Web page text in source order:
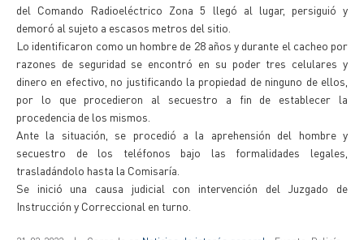
del Comando Radioeléctrico Zona 5 llegó al lugar, persiguió y
demoró al sujeto a escasos metros del sitio.
Lo identificaron como un hombre de 28 años y durante el cacheo por
razones de seguridad se encontró en su poder tres celulares y
dinero en efectivo, no justificando la propiedad de ninguno de ellos,
por lo que procedieron al secuestro a fin de establecer la
procedencia de los mismos.
Ante la situación, se procedió a la aprehensión del hombre y
secuestro de los teléfonos bajo las formalidades legales,
trasladándolo hasta la Comisaría.
Se inició una causa judicial con intervención del Juzgado de
Instrucción y Correccional en turno.